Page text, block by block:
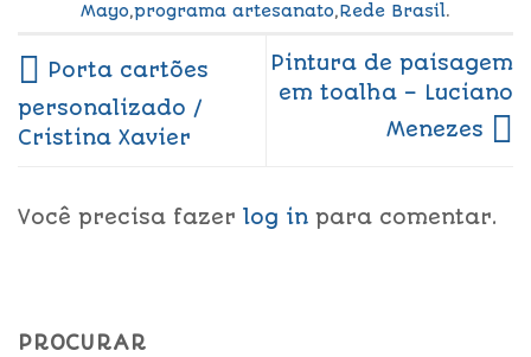
Mayo,programa artesanato,Rede Brasil.
Porta cartões
personalizado /
Cristina Xavier
Pintura de paisagem
em toalha – Luciano
Menezes
Você precisa fazer log in para comentar.
PROCURAR